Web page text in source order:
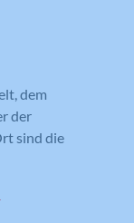
dem
der
sind die